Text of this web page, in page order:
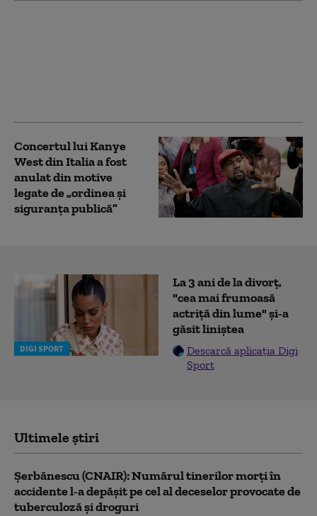
Concertul lui Kanye
West din Italia a fost
anulat din motive
legate de „ordinea şi
siguranţa publică”
DIGI SPORT
La 3 ani de la divorț,
"cea mai frumoasă
actriță din lume" și-a
găsit liniștea
Descarcă aplicația Digi
Sport
Ultimele știri
Şerbănescu (CNAIR): Numărul tinerilor morţi în
accidente l-a depăşit pe cel al deceselor provocate de
tuberculoză şi droguri